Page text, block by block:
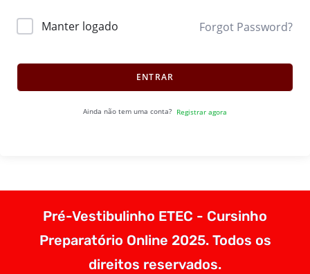
Manter logado Forgot Password?
ENTRAR
Ainda não tem uma conta? Registrar agora
Pré-Vestibulinho ETEC - Cursinho
Preparatório Online 2025. Todos os
direitos reservados.